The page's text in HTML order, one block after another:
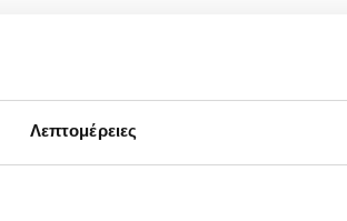
Λεπτομέρειες